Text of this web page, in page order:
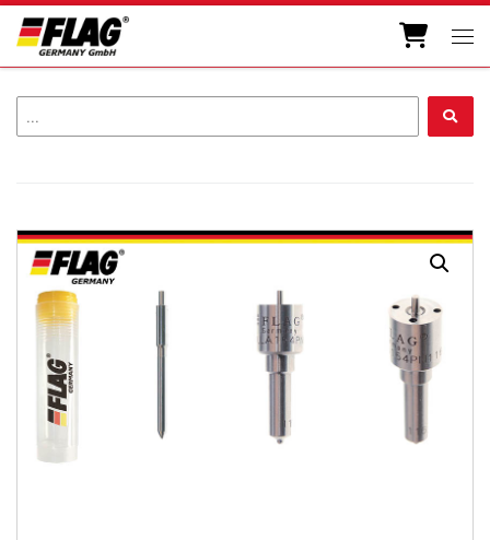
Zum Inhalt springen